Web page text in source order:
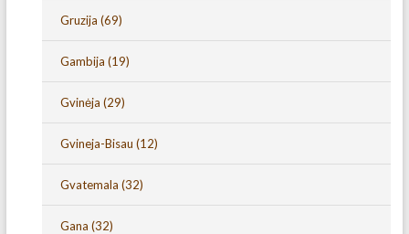
Gruzija (69)
Gambija (19)
Gvinėja (29)
Gvineja-Bisau (12)
Gvatemala (32)
Gana (32)